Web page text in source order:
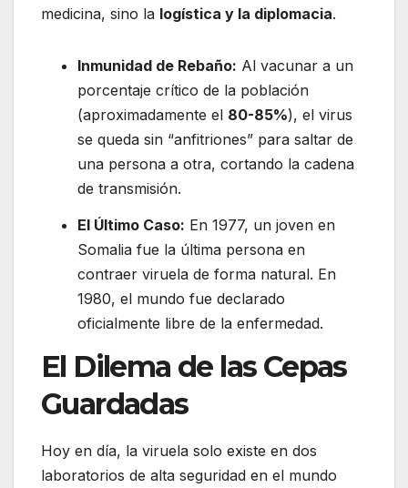
medicina, sino la logística y la diplomacia.
Inmunidad de Rebaño: Al vacunar a un
porcentaje crítico de la población
(aproximadamente el 80-85%), el virus
se queda sin “anfitriones” para saltar de
una persona a otra, cortando la cadena
de transmisión.
El Último Caso: En 1977, un joven en
Somalia fue la última persona en
contraer viruela de forma natural. En
1980, el mundo fue declarado
oficialmente libre de la enfermedad.
El Dilema de las Cepas
Guardadas
Hoy en día, la viruela solo existe en dos
laboratorios de alta seguridad en el mundo